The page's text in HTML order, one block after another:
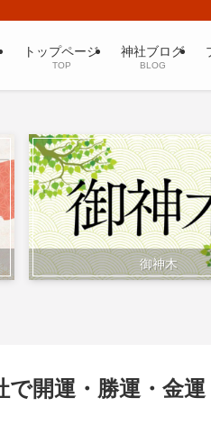
トップページ
TOP
神社ブログ
BLOG
御神木
開運・勝運・金運